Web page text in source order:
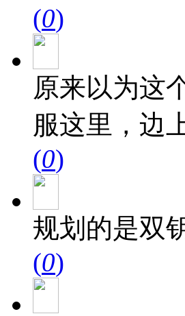
(0)
原来以为这
服这里，边
(0)
规划的是双
(0)